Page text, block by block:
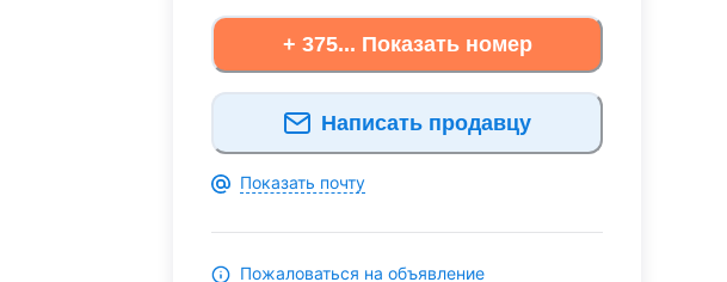
+ 375... Показать номер
Написать продавцу
Показать почту
Пожаловаться на объявление